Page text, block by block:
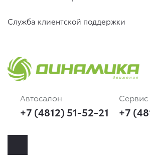
Служба клиентской поддержки
Автосалон
+7 (4812) 51-52-21
Сервис
+7